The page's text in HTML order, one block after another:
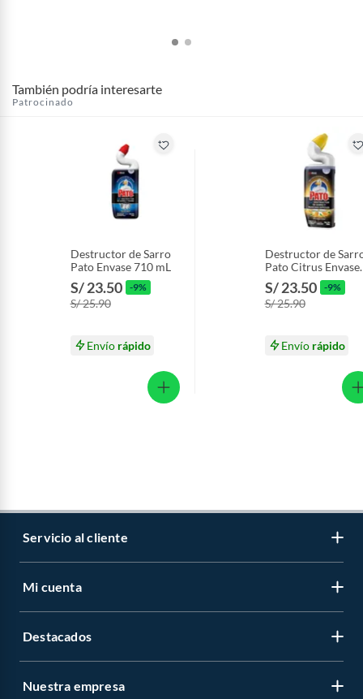
También podría interesarte
Patrocinado
Destructor de Sarro
Pato Envase 710 mL
S/ 23.50 -9%
S/ 25.90
Envío rápido
Destructor de
Pato Citrus Envase
710 mL
S/ 23.50 -9%
S/ 25.90
Envío rápido
Servicio al cliente
Libro de reclamaciones
Tipos de entrega
Mi cuenta
Regístrate
Destacados
Recetas
Nuestra empresa